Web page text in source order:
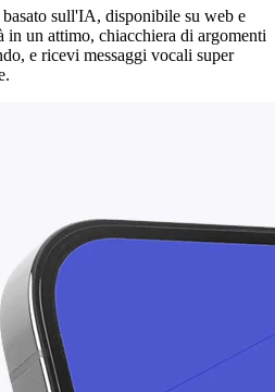
sull'IA, disponibile su web e
un attimo, chiacchiera di argomenti
e ricevi messaggi vocali super